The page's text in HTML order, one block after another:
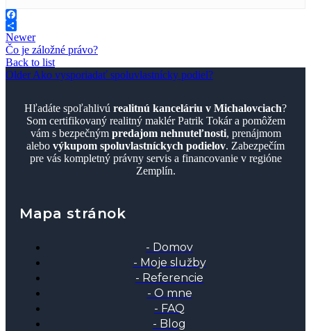
Facebook
Share
Newer
Čo je záložné právo?
Back to list
Older Ako vysporiadať spoluvlastnícky podiel?
Hľadáte spoľahlivú realitnú kanceláriu v Michalovciach?
Som certifikovaný realitný maklér Patrik Tokár a pomôžem
vám s bezpečným predajom nehnuteľnosti, prenájmom
alebo výkupom spoluvlastníckych podielov. Zabezpečím
pre vás kompletný právny servis a financovanie v regióne
Zemplín.
Mapa stránok
- Domov
- Moje služby
- Referencie
- O mne
- FAQ
- Blog